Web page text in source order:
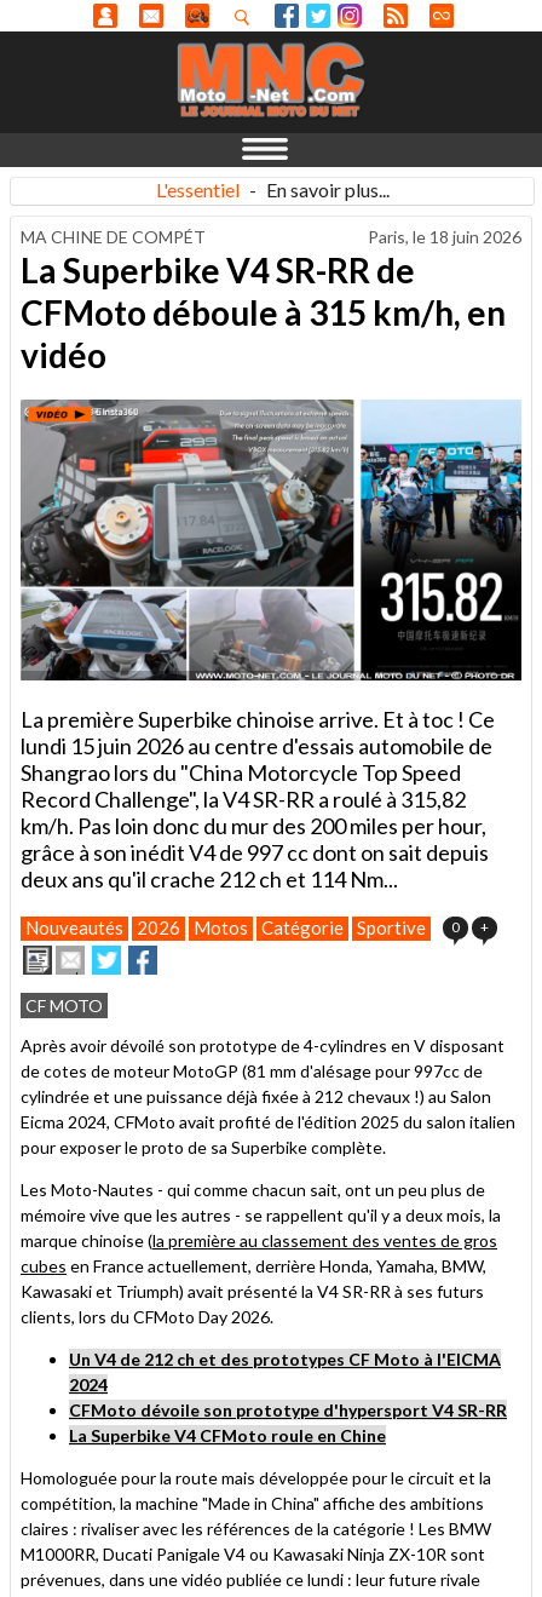
L'essentiel - En savoir plus...
MA CHINE DE COMPÉT Paris, le 18 juin 2026
La Superbike V4 SR-RR de
CFMoto déboule à 315 km/h, en
vidéo
La première Superbike chinoise arrive. Et à toc ! Ce
lundi 15 juin 2026 au centre d'essais automobile de
Shangrao lors du "China Motorcycle Top Speed
Record Challenge", la V4 SR-RR a roulé à 315,82
km/h. Pas loin donc du mur des 200 miles per hour,
grâce à son inédit V4 de 997 cc dont on sait depuis
deux ans qu'il crache 212 ch et 114 Nm...
Nouveautés 2026 Motos Catégorie Sportive 0 +
ImprimerEnvoyer
cet
article
à
ami
Partager
sur
Twitter
sur
CF MOTO
Après avoir dévoilé son prototype de 4-cylindres en V disposant
de cotes de moteur MotoGP (81 mm d'alésage pour 997cc de
cylindrée et une puissance déjà fixée à 212 chevaux !) au Salon
Eicma 2024, CFMoto avait profité de l'édition 2025 du salon italien
pour exposer le proto de sa Superbike complète.
Les Moto-Nautes - qui comme chacun sait, ont un peu plus de
mémoire vive que les autres - se rappellent qu'il y a deux mois, la
marque chinoise (la première au classement des ventes de gros
cubes en France actuellement, derrière Honda, Yamaha, BMW,
Kawasaki et Triumph) avait présenté la V4 SR-RR à ses futurs
clients, lors du CFMoto Day 2026.
Un V4 de 212 ch et des prototypes CF Moto à l'EICMA
2024
CFMoto dévoile son prototype d'hypersport V4 SR-RR
La Superbike V4 CFMoto roule en Chine
Homologuée pour la route mais développée pour le circuit et la
compétition, la machine "Made in China" affiche des ambitions
claires : rivaliser avec les références de la catégorie ! Les BMW
M1000RR, Ducati Panigale V4 ou Kawasaki Ninja ZX-10R sont
prévenues, dans une vidéo publiée ce lundi : leur future rivale